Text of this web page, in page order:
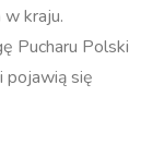
kraju.
Pucharu Polski
pojawią się